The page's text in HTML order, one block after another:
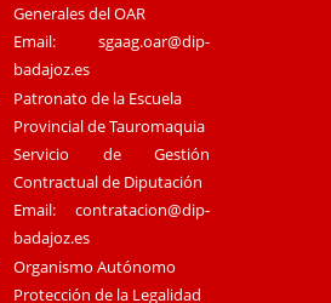
Generales del OAR
Email:sgaag.oar@dip-
badajoz.es
Patronato de la Escuela
Provincial de Tauromaquia
Servicio de Gestión
Contractual de Diputación
Email:contratacion@dip-
badajoz.es
Organismo Autónomo
Protección de la Legalidad